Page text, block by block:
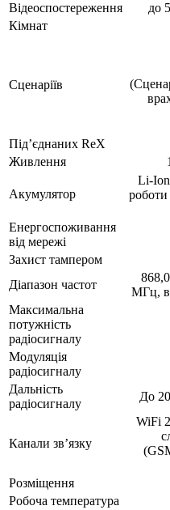
Відеоспостереження
до
Кімнат
Сценаріїв
Під’єднаних ReX
Живлення
Акумулятор
Li-Ion
Енергоспоживання
від мережі
Захист тампером
Діапазон частот
МГц, в
Максимальна
потужність
радіосигналу
Модуляція
радіосигналу
Дальність
радіосигналу
До
Канали зв’язку
WiFi
Розміщення
Робоча температура